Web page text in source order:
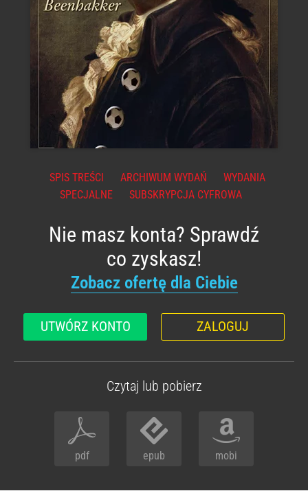
SPIS TREŚCI ARCHIWUM WYDAŃ
WYDANIA
SPECJALNE
SUBSKRYPCJA CYFROWA
Nie masz konta? Sprawdź
co zyskasz!
Zobacz ofertę dla Ciebie
UTWÓRZ KONTO ZALOGUJ
Czytaj lub pobierz
pdf epub mobi